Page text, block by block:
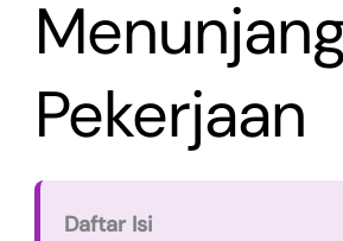
Pekerjaan
Daftar Isi